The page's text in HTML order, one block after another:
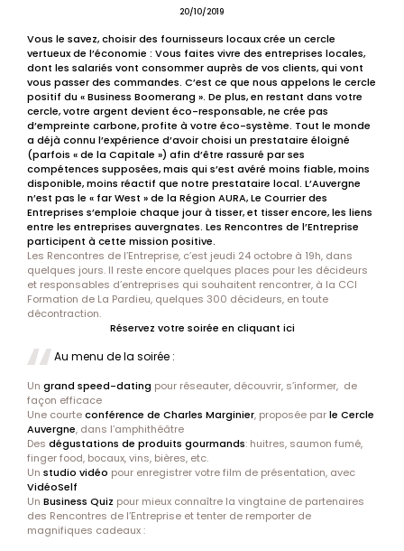
20/10/2019
Vous le savez, choisir des fournisseurs locaux crée un cercle
vertueux de l’économie : Vous faites vivre des entreprises locales,
dont les salariés vont consommer auprès de vos clients, qui vont
vous passer des commandes. C’est ce que nous appelons le cercle
positif du « Business Boomerang ». De plus, en restant dans votre
cercle, votre argent devient éco-responsable, ne crée pas
d’empreinte carbone, profite à votre éco-système. Tout le monde
a déjà connu l’expérience d’avoir choisi un prestataire éloigné
(parfois « de la Capitale ») afin d’être rassuré par ses
compétences supposées, mais qui s’est avéré moins fiable, moins
disponible, moins réactif que notre prestataire local. L’Auvergne
n’est pas le « far West » de la Région AURA, Le Courrier des
Entreprises s’emploie chaque jour à tisser, et tisser encore, les liens
entre les entreprises auvergnates. Les Rencontres de l’Entreprise
participent à cette mission positive.
Les Rencontres de l’Entreprise, c’est jeudi 24 octobre à 19h, dans
quelques jours. Il reste encore quelques places pour les décideurs
et responsables d’entreprises qui souhaitent rencontrer, à la CCI
Formation de La Pardieu, quelques 300 décideurs, en toute
décontraction.
Réservez votre soirée en cliquant ici
Au menu de la soirée :
Un grand speed-dating pour réseauter, découvrir, s’informer, de
façon efficace
Une courteconférence de Charles Marginier, proposée parle Cercle
Auvergne, dans l’amphithéâtre
Des dégustations de produits gourmands: huitres, saumon fumé,
finger food, bocaux, vins, bières, etc.
Un studio vidéo pour enregistrer votre film de présentation, avec
VidéoSelf
Un Business Quiz pour mieux connaître la vingtaine de partenaires
des Rencontres de l’Entreprise et tenter de remporter de
magnifiques cadeaux :